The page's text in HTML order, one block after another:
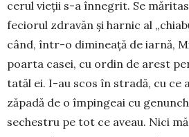
cerul vieții s-a înnegrit. Se
feciorul zdravăn și harnic al
când, într-o dimineață de iar­nă,
poarta casei, cu ordin de arest
tatăl ei. I-au scos în stra­dă, cu ce
zăpadă de o îm­pingeai cu
sechestru pe tot ce aveau. Nici